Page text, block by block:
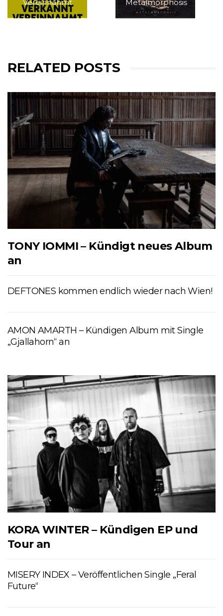
Vereinnahmt Metalmorphosis
RELATED POSTS
TONY IOMMI – Kündigt neues Album
an
DEFTONES kommen endlich wieder nach Wien!
AMON AMARTH – Kündigen Album mit Single
„Gjallahorn“ an
KORA WINTER – Kündigen EP und
Tour an
MISERY INDEX – Veröffentlichen Single „Feral
Future“